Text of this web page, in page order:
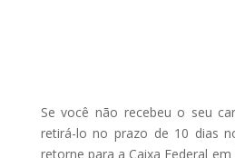
Se você não recebeu o seu
retirá-lo no prazo de 10 dias
retorne para a Caixa Federal